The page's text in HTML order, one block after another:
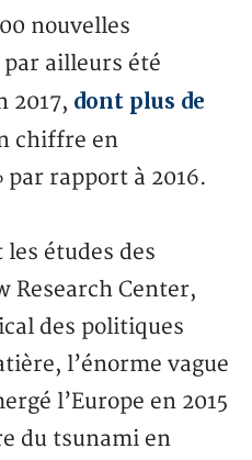
nouvelles
par ailleurs été
2017, dont plus de
chiffre en
par rapport à 2016.
études des
Research Center,
des politiques
l’énorme vague
l’Europe en 2015
du tsunami en